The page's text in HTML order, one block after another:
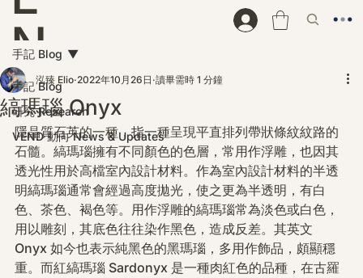
N
D
手記 Blog
研究 Research
VEND 動向 News & Updates
手記 Blog
縞瑪瑙 Onyx
泓臻 Elio 2022年10月26日 讀畢需時 1 分鐘
隱晶質石英的一種，指一種呈現平直排列帶狀條紋紋路的
石髓。縞瑪瑙擁有不同顏色的色層，常用作浮雕，也因其
透光性用於高檔室內設計材料。作為室內設計材料的半透
明縞瑪瑙通常會經過高度拋光，使之更為半透明，有白
色、茶色、褐色等。用作浮雕的縞瑪瑙常為淡色或白色，
用以雕刻，其底色往往染作黑色，造成反差。其英文
Onyx 如今也表示純黑色的黑瑪瑙，多用作飾品，頗顯穩
重。而紅縞瑪瑙 Sardonyx 是一種肉紅色的品種，在古羅